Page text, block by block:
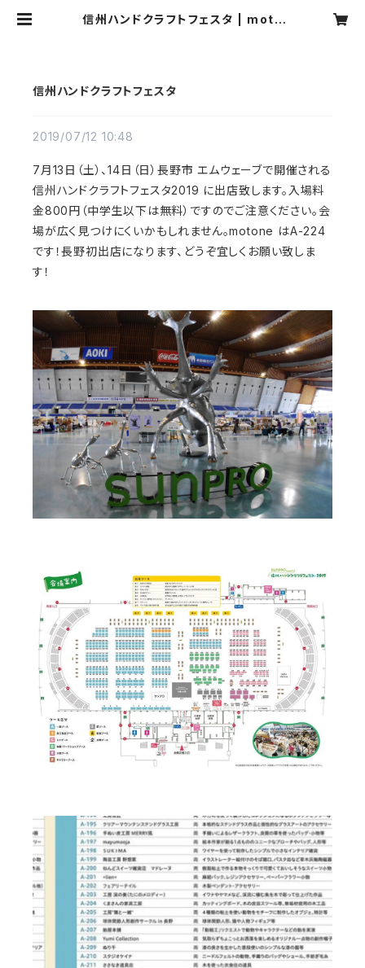
信州ハンドクラフトフェスタ | moto
信州ハンドクラフトフェスタ
2019/07/12 10:48
7月13日（土）、14日（日）長野市 エムウェーブで開催される
信州ハンドクラフトフェスタ2019 に出店致します。入場料
金800円（中学生以下は無料）ですのでご注意ください。会
場が広く見つけにくいかもしれません。motone はA-224
です！長野初出店になります、どうぞ宜しくお願い致しま
す！